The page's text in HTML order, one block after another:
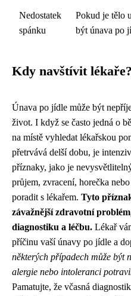
Nedostatek
spánku
Pokud je tělo
být únava po
Kdy navštívit lékaře?
Únava po jídle může být
život. I když se často jedná o
na místě vyhledat lékařskou
přetrvává delší dobu, je
příznaky, jako je
průjem, zvracení, horečka
poradit s lékařem. Tyto
závažnější zdravotní
diagnostiku a léčbu. Lékař
příčinu vaší únavy po jídle a
některých případech může být
alergie nebo intoleranci
Pamatujte, že včasná